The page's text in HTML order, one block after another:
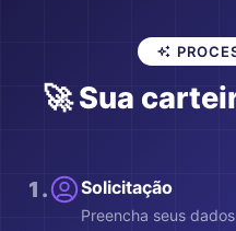
🚀 Sua
1 . Solicitação
Preencha seus